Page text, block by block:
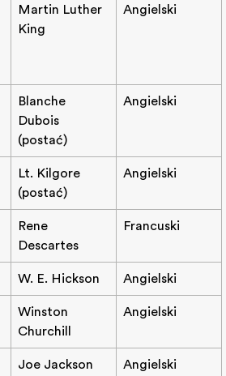
Martin Luther
King
Angielski
Blanche
Dubois
(postać)
Angielski
Lt. Kilgore
(postać)
Angielski
Rene
Descartes
Francuski
W. E. Hickson Angielski
Winston
Churchill
Angielski
Joe Jackson
Angielski